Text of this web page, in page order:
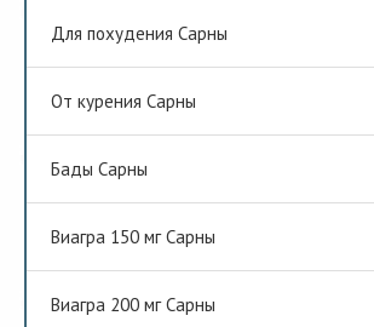
Для похудения Сарны
От курения Сарны
Бады Сарны
Виагра 150 мг Сарны
Виагра 200 мг Сарны